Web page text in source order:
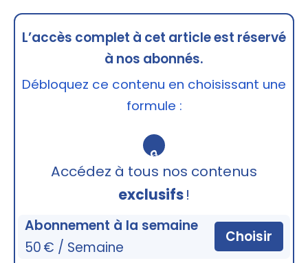
L’accès complet à cet article est réservé
à nos abonnés.
Débloquez ce contenu en choisissant une
formule :
🔒
Accédez à tous nos contenus
exclusifs!
Abonnement à la semaine
50 € / Semaine
Choisir